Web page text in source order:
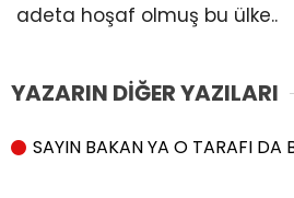
adeta hoşaf olmuş bu ülke..
YAZARIN DİĞER YAZILARI
SAYIN BAKAN YA O TARAFI DA